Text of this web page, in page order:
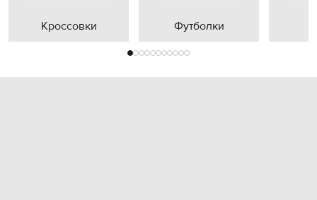
Кроссовки Футболки